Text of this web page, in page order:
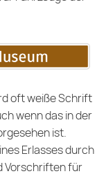
oft weiße Schrift
wenn das in der
ist.
Erlasses durch
Vorschriften für